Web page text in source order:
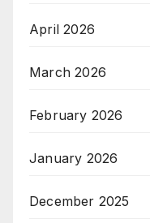
April 2026
March 2026
February 2026
January 2026
December 2025